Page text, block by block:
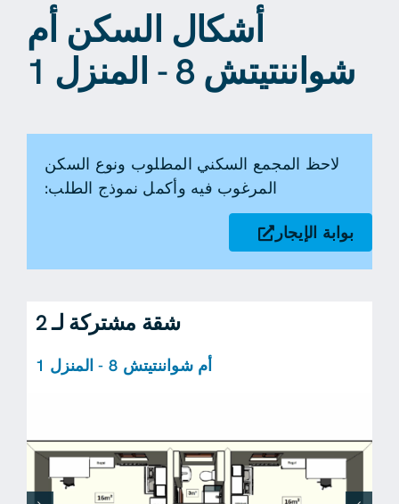
أشكال السكن أم
شواننتيتش 8 - المنزل 1
لاحظ المجمع السكني المطلوب ونوع السكن
المرغوب فيه وأكمل نموذج الطلب:
بوابة الإيجار
شقة مشتركة لـ 2
أم شواننتيتش 8 - المنزل 1